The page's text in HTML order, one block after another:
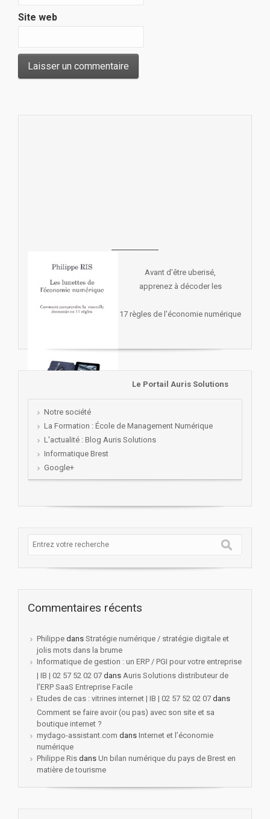
Site web
Avant d'être uberisé,
apprenez à décoder les
17 règles de l'économie numérique
Le Portail Auris Solutions
Notre société
La Formation : École de Management Numérique
L'actualité : Blog Auris Solutions
Informatique Brest
Google+
Commentaires récents
Philippe dans Stratégie numérique / stratégie digitale et
jolis mots dans la brume
Informatique de gestion : un ERP / PGI pour votre entreprise
| IB | 02 57 52 02 07 dans Auris Solutions distributeur de
l’ERP SaaS Entreprise Facile
Etudes de cas : vitrines internet | IB | 02 57 52 02 07 dans
Comment se faire avoir (ou pas) avec son site et sa
boutique internet ?
mydago-assistant.com dans Internet et l’économie
numérique
Philippe Ris dans Un bilan numérique du pays de Brest en
matière de tourisme